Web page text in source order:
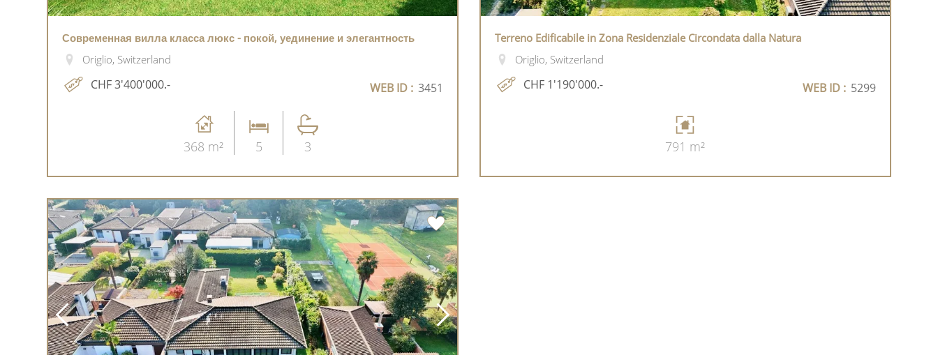
Современная вилла класса люкс - покой, уединение и элегантность
Origlio, Switzerland
CHF 3'400'000.- WEB ID : 3451
368 m² 5 3
Terreno Edificabile in Zona Residenziale Circondata dalla Natura
Origlio, Switzerland
CHF 1'190'000.- WEB ID : 5299
791 m²